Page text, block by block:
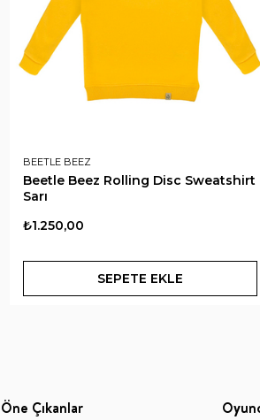
BEETLE BEEZ
Beetle Beez Rolling Disc Sweatshirt
Sarı
₺1.250,00
SEPETE EKLE
Öne Çıkanlar